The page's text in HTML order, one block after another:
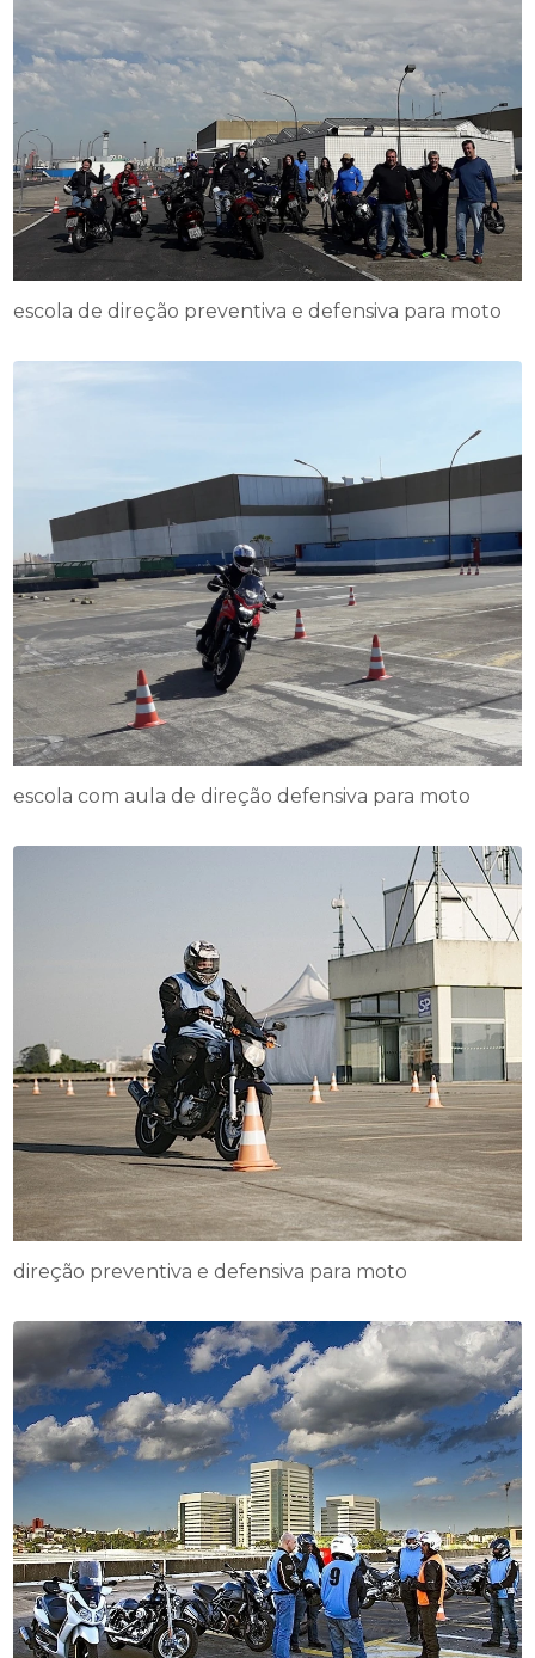
escola de direção preventiva e defensiva para moto
escola com aula de direção defensiva para moto
direção preventiva e defensiva para moto